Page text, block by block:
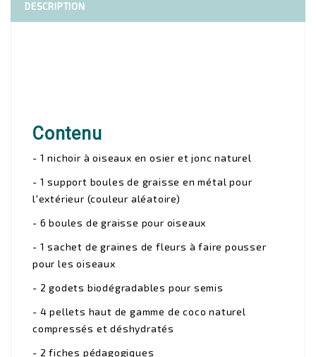
DESCRIPTION
Contenu
- 1 nichoir à oiseaux en osier et jonc naturel
- 1 support boules de graisse en métal pour
l'extérieur (couleur aléatoire)
- 6 boules de graisse pour oiseaux
- 1 sachet de graines de fleurs à faire pousser
pour les oiseaux
- 2 godets biodégradables pour semis
- 4 pellets haut de gamme de coco naturel
compressés et déshydratés
- 2 fiches pédagogiques